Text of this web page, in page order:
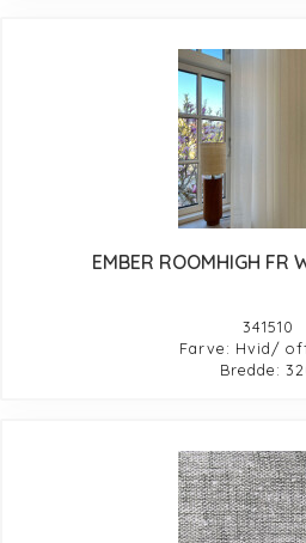
EMBER ROOMHIGH FR
341510
Farve: Hvid/
Bredde: